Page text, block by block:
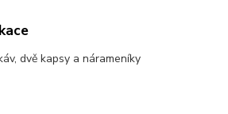
dvě kapsy a nárameníky